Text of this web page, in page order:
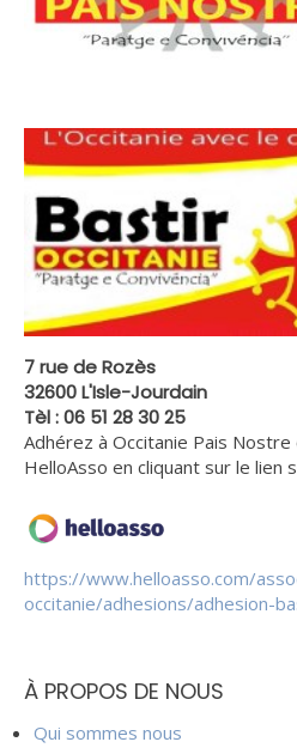
7 rue de Rozès
32600 L'Isle-Jourdain
Tèl : 06 51 28 30 25
Adhérez à Occitanie Pais
HelloAsso en cliquant sur le lien
https://www.helloasso.com/
occitanie/adhesions/adhesion-
À PROPOS DE NOUS
Qui sommes nous